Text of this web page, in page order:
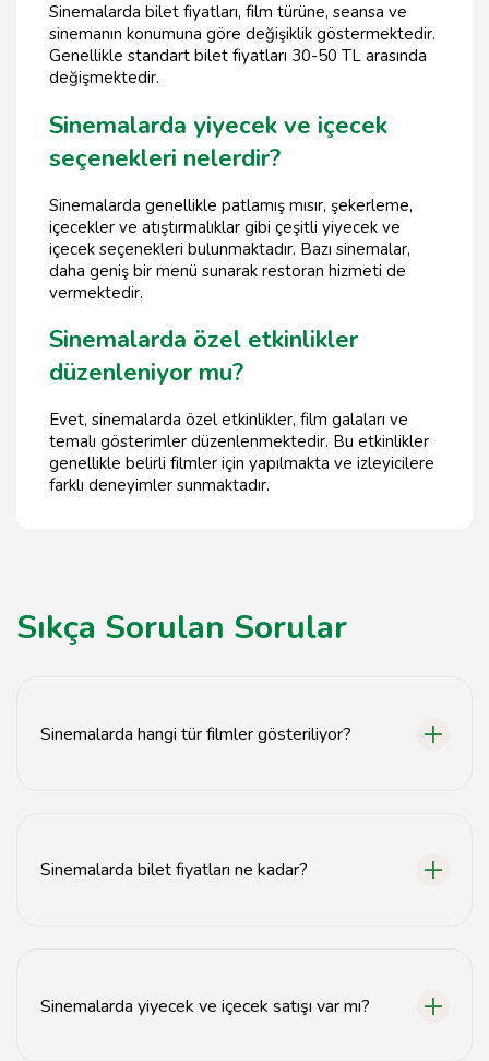
Sinemalarda bilet fiyatları, film türüne, seansa ve
sinemanın konumuna göre değişiklik göstermektedir.
Genellikle standart bilet fiyatları 30-50 TL arasında
değişmektedir.
Sinemalarda yiyecek ve içecek
seçenekleri nelerdir?
Sinemalarda genellikle patlamış mısır, şekerleme,
içecekler ve atıştırmalıklar gibi çeşitli yiyecek ve
içecek seçenekleri bulunmaktadır. Bazı sinemalar,
daha geniş bir menü sunarak restoran hizmeti de
vermektedir.
Sinemalarda özel etkinlikler
düzenleniyor mu?
Evet, sinemalarda özel etkinlikler, film galaları ve
temalı gösterimler düzenlenmektedir. Bu etkinlikler
genellikle belirli filmler için yapılmakta ve izleyicilere
farklı deneyimler sunmaktadır.
Sıkça Sorulan Sorular
Sinemalarda hangi tür filmler gösteriliyor?
Sinemalarda bilet fiyatları ne kadar?
Sinemalarda yiyecek ve içecek satışı var mı?